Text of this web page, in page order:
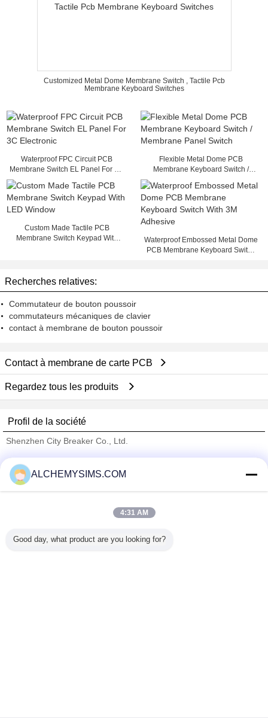
Customized Metal Dome Membrane Switch , Tactile Pcb
Membrane Keyboard Switches
Waterproof FPC Circuit PCB
Membrane Switch EL Panel For 3C
Flexible Metal Dome PCB
Membrane Keyboard Switch /
Custom Made Tactile PCB
Membrane Switch Keypad With
Waterproof Embossed Metal Dome
PCB Membrane Keyboard Switch
Recherches relatives:
Commutateur de bouton poussoir
commutateurs mécaniques de clavier
contact à membrane de bouton poussoir
Contact à membrane de carte PCB
Regardez tous les produits
Profil de la société
Shenzhen City Breaker Co., Ltd.
Trust Seal
Verified Suplier
Tous les produits
ALCHEMYSIMS.COM
4:31 AM
Good day, what product are you looking for?